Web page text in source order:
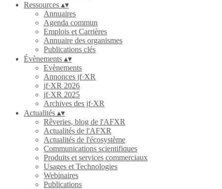
Ressources ▴▾
Annuaires
Agenda commun
Emplois et Carrières
Annuaire des organismes
Publications clés
Évènements ▴▾
Evènements
Annonces jf·XR
jf·XR 2026
jf·XR 2025
Archives des jf·XR
Actualités ▴▾
Rêveries, blog de l'AFXR
Actualités de l'AFXR
Actualités de l'écosystème
Communications scientifiques
Produits et services commerciaux
Usages et Technologies
Webinaires
Publications